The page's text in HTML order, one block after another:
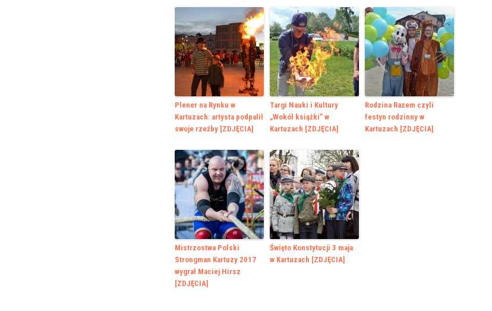
Plener na Rynku w
Kartuzach: artysta podpalił
swoje rzeźby [ZDJĘCIA]
Targi Nauki i Kultury
„Wokół książki” w
Kartuzach [ZDJĘCIA]
Rodzina Razem czyli
festyn rodzinny w
Kartuzach [ZDJĘCIA]
Mistrzostwa Polski
Strongman Kartuzy 2017
wygrał Maciej Hirsz
[ZDJĘCIA]
Święto Konstytucji 3 maja
w Kartuzach [ZDJĘCIA]